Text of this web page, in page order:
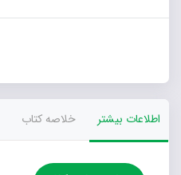
عدد
اطلاعات بیشتر خلاصه کتاب